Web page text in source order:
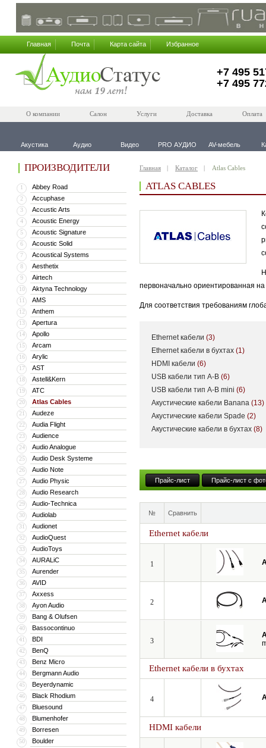
Главная Почта Карта сайта Избранное
+7 495
+7 495
О компании Салон Услуги Доставка Оплата
Акустика Аудио Видео PRO АУДИО AV-мебель
ПРОИЗВОДИТЕЛИ
1 Abbey Road
2 Accuphase
3 Accustic Arts
4 Acoustic Energy
5 Acoustic Signature
6 Acoustic Solid
7 Acoustical Systems
8 Aesthetix
9 Airtech
10 Aktyna Technology
11 AMS
12 Anthem
13 Apertura
14 Apollo
15 Arcam
16 Arylic
17 AST
18 Astell&Kern
19 ATC
20 Atlas Cables
21 Audeze
22 Audia Flight
23 Audience
24 Audio Analogue
25 Audio Desk Systeme
26 Audio Note
27 Audio Physic
28 Audio Research
29 Audio-Technica
30 Audiolab
31 Audionet
32 AudioQuest
33 AudioToys
34 AURALiC
35 Aurender
36 AVID
37 Axxess
38 Ayon Audio
39 Bang & Olufsen
40 Bassocontinuo
41 BDI
42 BenQ
43 Benz Micro
44 Bergmann Audio
45 Beyerdynamic
46 Black Rhodium
47 Bluesound
48 Blumenhofer
49 Borresen
50 Boulder
Главная Каталог Atlas Cables
ATLAS CABLES
первоначально ориентированная
Для соответствия требованиям
Для производства кабелей и
Ethernet кабели (3)
Ethernet кабели в бухтах (1)
HDMI кабели (6)
USB кабели тип A-B (6)
USB кабели тип A-B mini (6)
Акустические кабели Banana (13)
Акустические кабели Spade (2)
Акустические кабели в бухтах (8)
Прайс-лист Прайс-лист с
№ Сравнить
Ethernet кабели
1
2
3
Ethernet кабели в бухтах
4
HDMI кабели